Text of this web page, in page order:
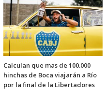
Calculan que mas de 100.000
hinchas de Boca viajarán a Río
por la final de la Libertadores